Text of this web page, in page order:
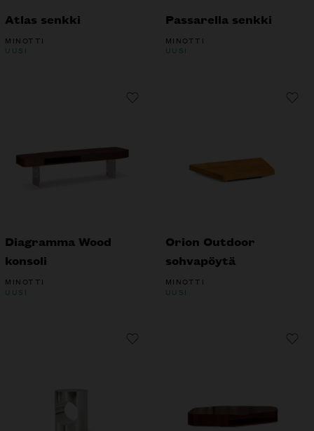
Atlas senkki
MINOTTI
UUSI
Passarella senkki
MINOTTI
UUSI
Diagramma Wood
konsoli
MINOTTI
UUSI
Orion Outdoor
sohvapöytä
MINOTTI
UUSI